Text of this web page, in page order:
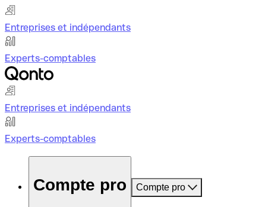
Entreprises et indépendants
Experts-comptables
Entreprises et indépendants
Experts-comptables
Compte pro Compte pro